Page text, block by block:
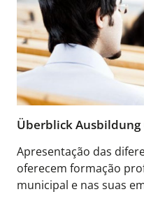
Überblick
Apresentação das
oferecem formação
municipal e nas suas